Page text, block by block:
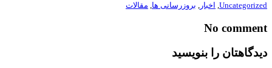
Uncategorized
, اخبار , بروزرسانی ها, مقالات
No comment
دیدگاهتان را بنویسید